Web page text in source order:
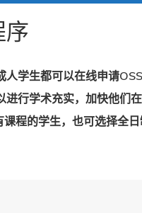
Hit enter to search or ESC to
序
人学生都可以在线申请
进行学术充实，加快他们
程的学生，也可选择全日